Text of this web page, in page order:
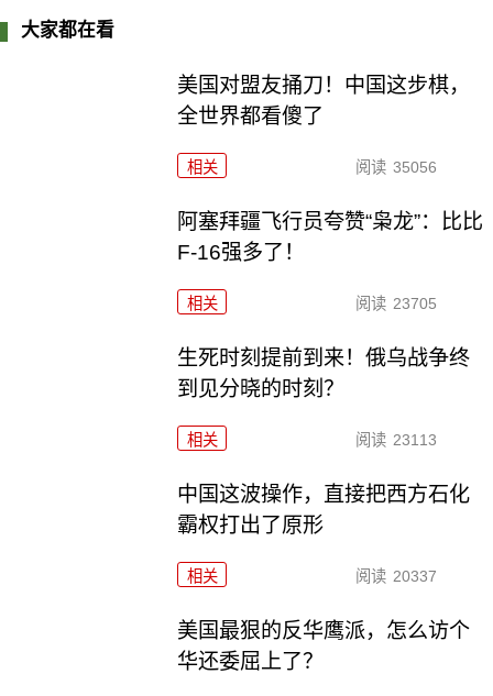
大家都在看
美国对盟友捅刀！中国这步棋，
全世界都看傻了
相关 阅读 35056
阿塞拜疆飞行员夸赞“枭龙”：比比
F-16强多了！
相关 阅读 23705
生死时刻提前到来！俄乌战争终
到见分晓的时刻？
相关 阅读 23113
中国这波操作，直接把西方石化
霸权打出了原形
相关 阅读 20337
美国最狠的反华鹰派，怎么访个
华还委屈上了？